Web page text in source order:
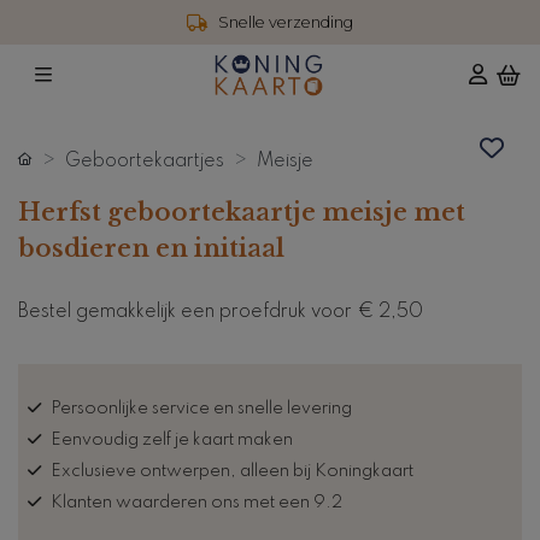
Snelle verzending
Geboortekaartjes Meisje
Herfst geboortekaartje meisje met
bosdieren en initiaal
Bestel gemakkelijk een proefdruk voor € 2,50
Persoonlijke service en snelle levering
Eenvoudig zelf je kaart maken
Exclusieve ontwerpen, alleen bij Koningkaart
Klanten waarderen ons met een 9.2